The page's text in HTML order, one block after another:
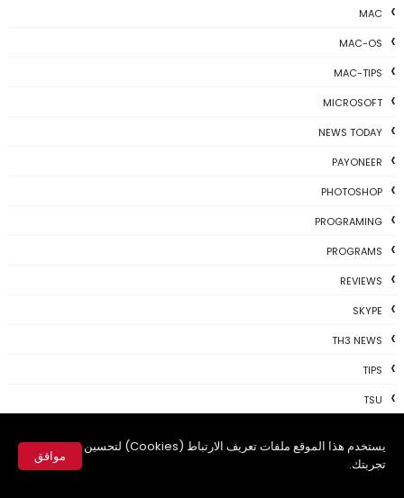
يستخدم هذا الموقع ملفات تعريف الارتباط (Cookies) لتحسين
تجربتك.
موافق
MAC
MAC-OS
MAC-TIPS
MICROSOFT
NEWS TODAY
PAYONEER
PHOTOSHOP
PROGRAMING
PROGRAMS
REVIEWS
SKYPE
TH3 NEWS
TIPS
TSU
USBKEY